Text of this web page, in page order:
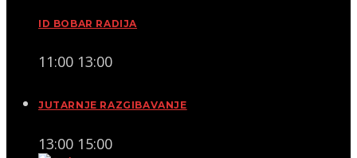
ID BOBAR RADIJA
11:00 13:00
JUTARNJE RAZGIBAVANJE
13:00 15:00